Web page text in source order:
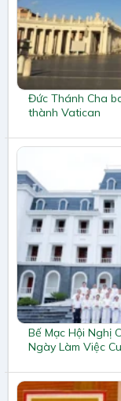
Đức Thánh Cha
thành Vatican
Bế Mạc Hội Nghị
Ngày Làm Việc